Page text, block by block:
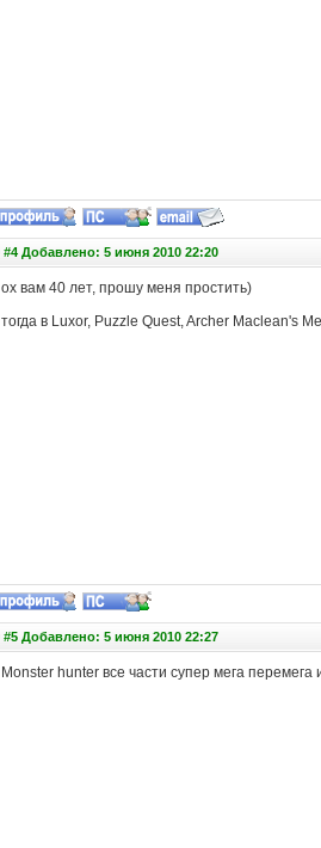
#4 Добавлено: 5 июня 2010 22:20
ох вам 40 лет, прошу меня простить)
тогда в Luxor, Puzzle Quest, Archer Maclean's
#5 Добавлено: 5 июня 2010 22:27
Monster hunter все части супер мега